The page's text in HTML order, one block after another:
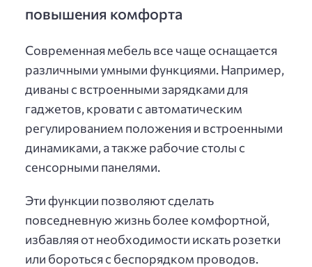
повышения комфорта
Современная мебель все чаще оснащается
различными умными функциями. Например,
диваны с встроенными зарядками для
гаджетов, кровати с автоматическим
регулированием положения и встроенными
динамиками, а также рабочие столы с
сенсорными панелями.
Эти функции позволяют сделать
повседневную жизнь более комфортной,
избавляя от необходимости искать розетки
или бороться с беспорядком проводов.